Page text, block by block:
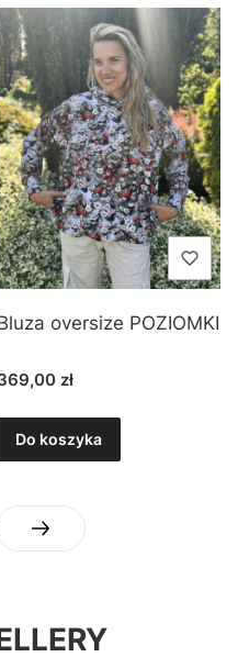
oversize POZIOMKI
zł
Do koszyka